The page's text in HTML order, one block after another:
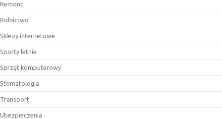
Remont
Rolnictwo
Sklepy internetowe
Sporty letnie
Sprzęt komputerowy
Stomatologia
Transport
Ubezpieczenia